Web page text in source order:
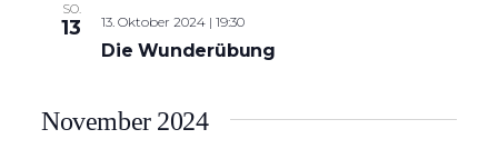
SO.
13 13. Oktober 2024 | 19:30
Die Wunderübung
November 2024